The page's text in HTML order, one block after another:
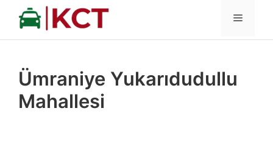
İçeriğe
MENÜ
Ümraniye Yukarıdudullu
Mahallesi